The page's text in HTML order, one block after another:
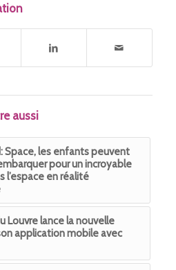
aussi
Space, les enfants peuvent
pour un incroyable
l’espace en réalité
Louvre lance la nouvelle
application mobile avec